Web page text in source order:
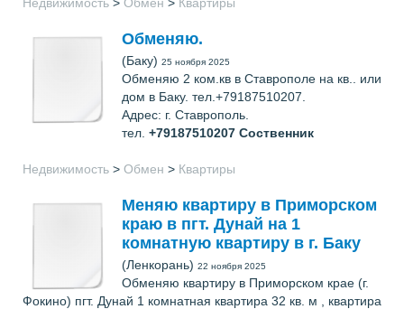
Обменяю.
(Баку) 25 ноября 2025
Обменяю 2 ком.кв в Ставрополе на кв.. или
дом в Баку. тел.+79187510207.
Адрес: г. Ставрополь.
тел. +79187510207 Соственник
Недвижимость > Обмен > Квартиры
Меняю квартиру в Приморском
краю в пгт. Дунай на 1
комнатную квартиру в г. Баку
(Ленкорань) 22 ноября 2025
Обменяю квартиру в Приморском крае (г.
Фокино) пгт. Дунай 1 комнатная квартира 32 кв. м , квартира